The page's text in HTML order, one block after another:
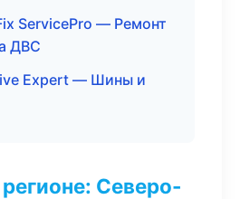
ServicePro — Ремонт
ДВС
Expert — Шины и
Северо-